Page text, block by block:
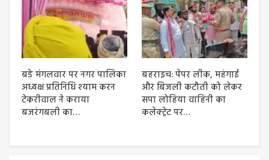
बड़े मंगलवार पर नगर पालिका
अध्यक्ष प्रतिनिधि श्याम करन
टेकरीवाल ने कराया
बजरंगबली का…
बहराइच: पेपर लीक, महंगाई
और बिजली कटौती को लेकर
सपा लोहिया वाहिनी का
कलेक्ट्रेट पर…